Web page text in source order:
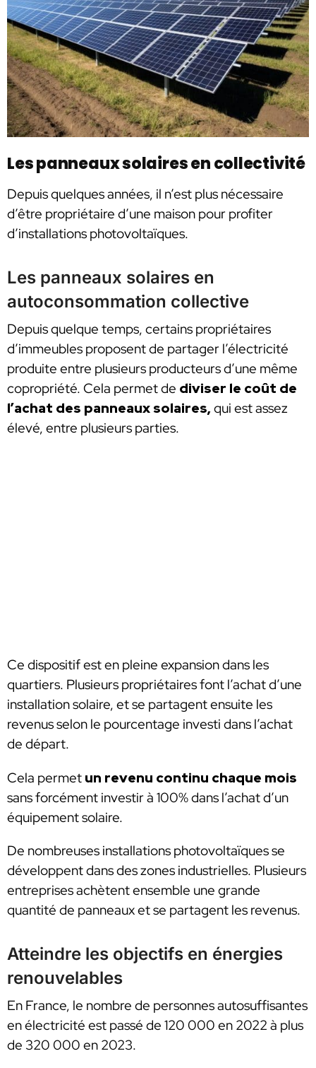
Les panneaux solaires en collectivité
Depuis quelques années, il n’est plus nécessaire
d’être propriétaire d’une maison pour profiter
d’installations photovoltaïques.
Les panneaux solaires en
autoconsommation collective
Depuis quelque temps, certains propriétaires
d’immeubles proposent de partager l’électricité
produite entre plusieurs producteurs d’une même
copropriété. Cela permet de diviser le coût de
l’achat des panneaux solaires,qui est assez
élevé, entre plusieurs parties.
Ce dispositif est en pleine expansion dans les
quartiers. Plusieurs propriétaires font l’achat d’une
installation solaire, et se partagent ensuite les
revenus selon le pourcentage investi dans l’achat
de départ.
Cela permet un revenu continu chaque mois
sans forcément investir à 100% dans l’achat d’un
équipement solaire.
De nombreuses installations photovoltaïques se
développent dans des zones industrielles. Plusieurs
entreprises achètent ensemble une grande
quantité de panneaux et se partagent les revenus.
Atteindre les objectifs en énergies
renouvelables
En France, le nombre de personnes autosuffisantes
en électricité est passé de 120 000 en 2022 à plus
de 320 000 en 2023.